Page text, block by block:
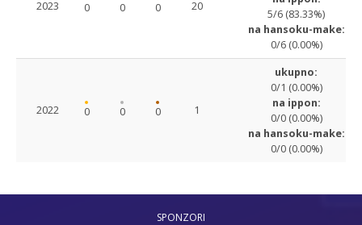
2023 0 0 0 20
5/6 (83.33%)
na hansoku-make:
0/6 (0.00%)
2022 0 0 0 1
ukupno:
0/1 (0.00%)
na ippon:
0/0 (0.00%)
na hansoku-make:
0/0 (0.00%)
SPONZORI